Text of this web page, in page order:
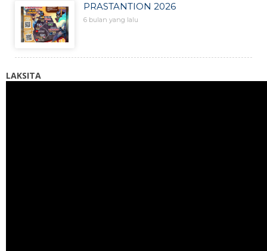
PRASTANTION 2026
6 bulan yang lalu
LAKSITA